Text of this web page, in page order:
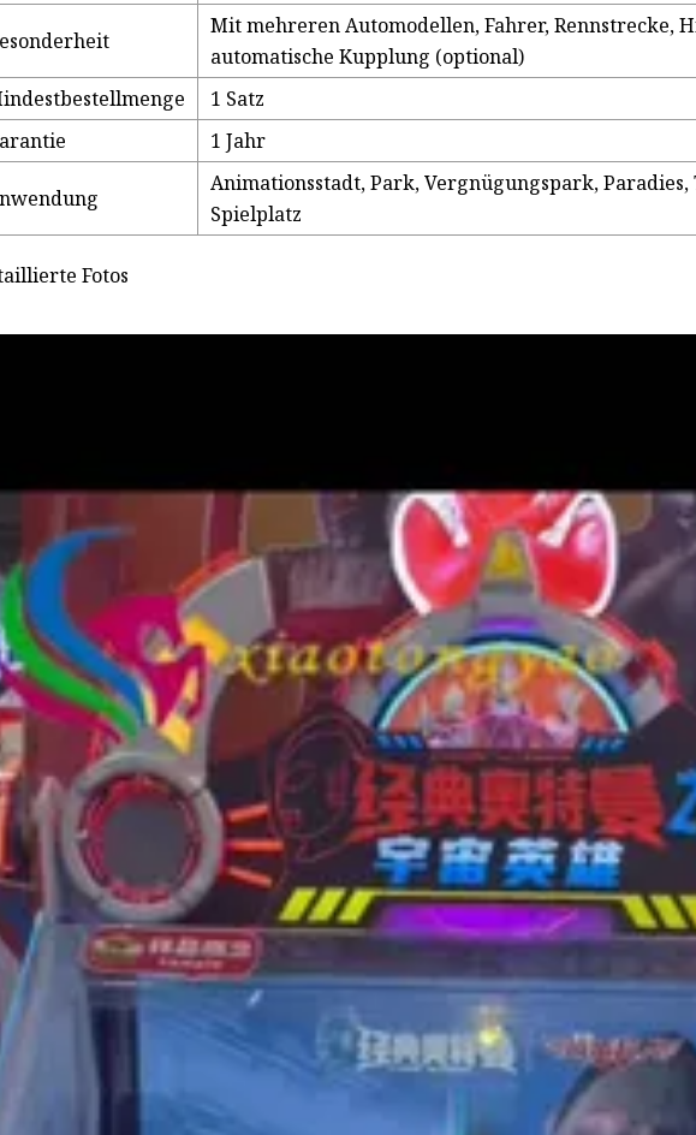
Mit mehreren Automodellen, Fahrer, Rennstrecke,
automatische Kupplung (optional)
1 Satz
1 Jahr
Animationsstadt, Park, Vergnügungspark,
Spielplatz
Fotos